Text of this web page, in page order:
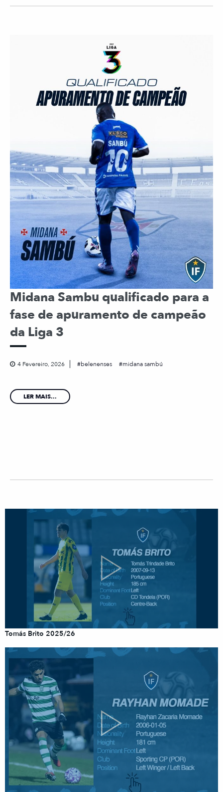
Midana Sambu qualificado para a
fase de apuramento de campeão
da Liga 3
4 Fevereiro, 2026 belenenses midana sambú
LER MAIS...
Tomás Brito 2025/26